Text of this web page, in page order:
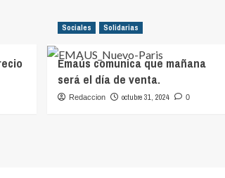
Sociales Solidarias
Emaús comunica que mañana
será el día de venta.
Redaccion octubre 31, 2024 0